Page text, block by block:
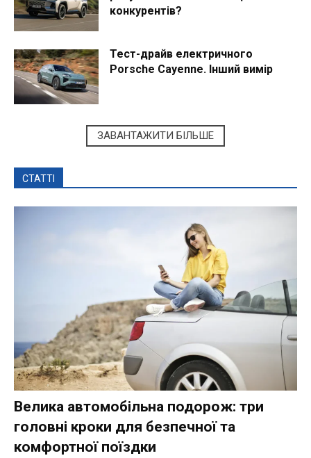
конкурентів?
Тест-драйв електричного
Porsche Cayenne. Інший вимір
ЗАВАНТАЖИТИ БІЛЬШЕ
СТАТТІ
Велика автомобільна подорож: три
головні кроки для безпечної та
комфортної поїздки